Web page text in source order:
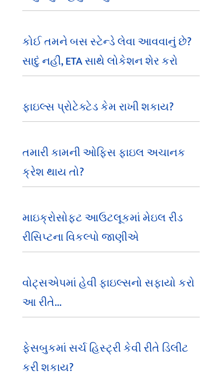
કોઈ તમને બસ સ્ટેન્ડે લેવા આવવાનું છે?
સાદું નહીં, ETA સાથે લોકેશન શેર કરો
ફાઇલ્સ પ્રોટેક્ટેડ કેમ રાખી શકાય?
તમારી કામની ઓફિસ ફાઇલ અચાનક
ક્રેશ થાય તો?
માઇક્રોસોફ્ટ આઉટલૂકમાં મેઇલ રીડ
રીસિપ્ટના વિકલ્પો જાણીએ
વોટ્સએપમાં હેવી ફાઇલ્સનો સફાયો કરો
આ રીતે…
ફેસબુકમાં સર્ચ હિસ્ટ્રી કેવી રીતે ડિલીટ
કરી શકાય?